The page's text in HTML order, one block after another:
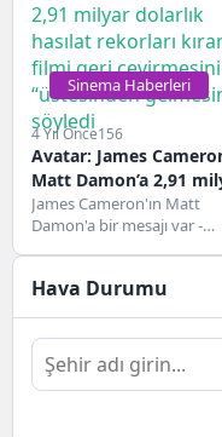
Sinema Haberleri
4 Yıl Önce156
Avatar: James
Matt Damon’a 2,91
dolarlık hasılat rekorları
kıran filmi geri
“üstesinden gelmesini”
söyledi
James Cameron'ın Matt
Damon'a bir mesajı var -
teklifini...
Hava Durumu